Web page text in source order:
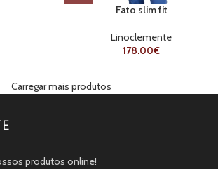
Fato slim fit
Linoclemente
178.00€
Carregar mais produtos
produtos online!